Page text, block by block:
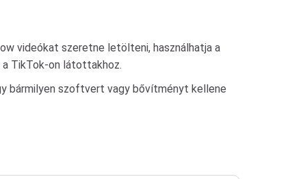
videókat szeretne letölteni, használhatja a
TikTok-on látottakhoz.
bármilyen szoftvert vagy bővítményt kellene